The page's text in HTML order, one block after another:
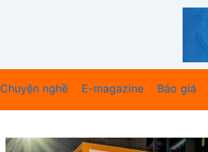
Chuyện nghề E-magazine Báo giá